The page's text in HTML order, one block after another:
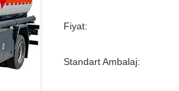
Fiyat:
Standart Ambalaj: